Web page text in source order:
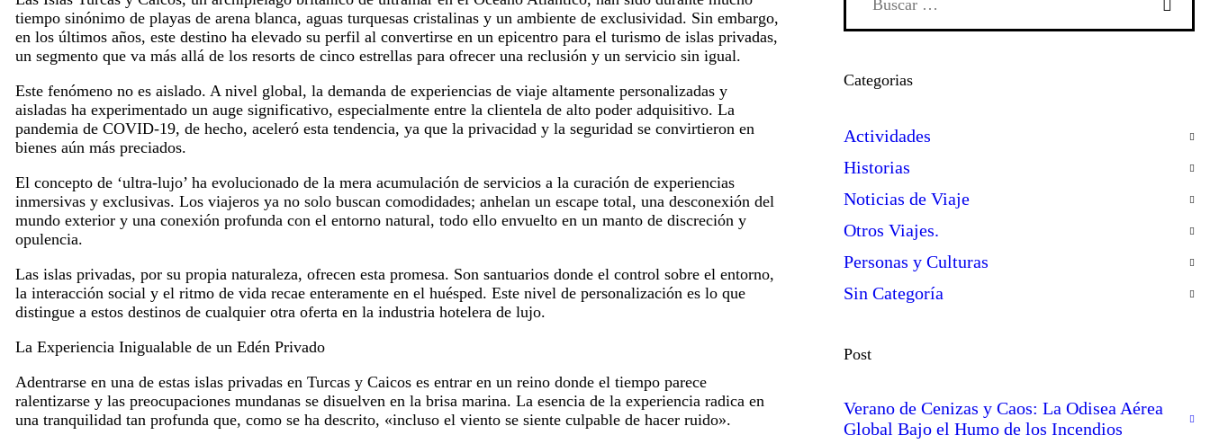
tiempo sinónimo de playas de arena blanca, aguas turquesas cristalinas y un ambiente de exclusividad. Sin embargo,
en los últimos años, este destino ha elevado su perfil al convertirse en un epicentro para el turismo de islas privadas,
un segmento que va más allá de los resorts de cinco estrellas para ofrecer una reclusión y un servicio sin igual.
Este fenómeno no es aislado. A nivel global, la demanda de experiencias de viaje altamente personalizadas y
aisladas ha experimentado un auge significativo, especialmente entre la clientela de alto poder adquisitivo. La
pandemia de COVID-19, de hecho, aceleró esta tendencia, ya que la privacidad y la seguridad se convirtieron en
bienes aún más preciados.
El concepto de ‘ultra-lujo’ ha evolucionado de la mera acumulación de servicios a la curación de experiencias
inmersivas y exclusivas. Los viajeros ya no solo buscan comodidades; anhelan un escape total, una desconexión del
mundo exterior y una conexión profunda con el entorno natural, todo ello envuelto en un manto de discreción y
opulencia.
Las islas privadas, por su propia naturaleza, ofrecen esta promesa. Son santuarios donde el control sobre el entorno,
la interacción social y el ritmo de vida recae enteramente en el huésped. Este nivel de personalización es lo que
distingue a estos destinos de cualquier otra oferta en la industria hotelera de lujo.
La Experiencia Inigualable de un Edén Privado
Adentrarse en una de estas islas privadas en Turcas y Caicos es entrar en un reino donde el tiempo parece
ralentizarse y las preocupaciones mundanas se disuelven en la brisa marina. La esencia de la experiencia radica en
una tranquilidad tan profunda que, como se ha descrito, «incluso el viento se siente culpable de hacer ruido».
Categorias
Actividades
Historias
Noticias de Viaje
Otros Viajes.
Personas y Culturas
Sin Categoría
Post
Verano de Cenizas y Caos: La Odisea Aérea
Global Bajo el Humo de los Incendios